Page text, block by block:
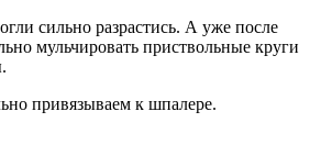
сильно разрастись. А уже после
мульчировать приствольные круги
привязываем к шпалере.